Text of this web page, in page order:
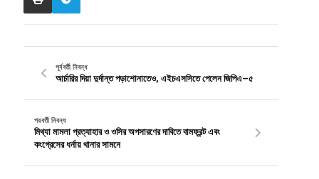
পূর্ববর্তী নিবন্ধ
আর্চারির দিয়া দুর্দান্ত পড়াশোনাতেও, এইচএসসিতে পেলেন জিপিএ–৫￼
পরবর্তী নিবন্ধ
মিথ্যা মামলা প্রত্যাহার ও ওসির অপসারণের দাবিতে বামফ্রন্ট এবং
কংগ্রেসের ধর্নায় থানার সামনে